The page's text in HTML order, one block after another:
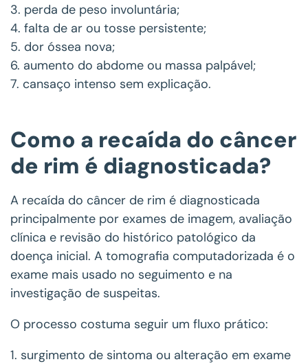
3. perda de peso involuntária;
4. falta de ar ou tosse persistente;
5. dor óssea nova;
6. aumento do abdome ou massa palpável;
7. cansaço intenso sem explicação.
Como a recaída do câncer
de rim é diagnosticada?
A recaída do câncer de rim é diagnosticada
principalmente por exames de imagem, avaliação
clínica e revisão do histórico patológico da
doença inicial. A tomografia computadorizada é o
exame mais usado no seguimento e na
investigação de suspeitas.
O processo costuma seguir um fluxo prático:
1. surgimento de sintoma ou alteração em exame